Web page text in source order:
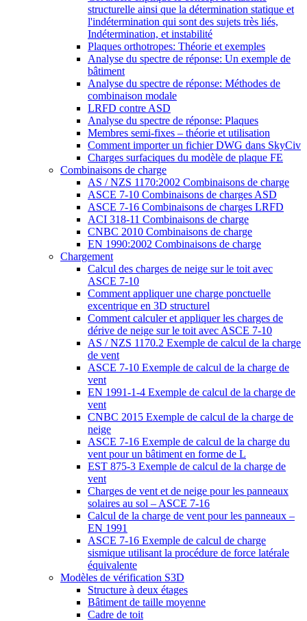
structurelle ainsi que la détermination statique et
l'indétermination qui sont des sujets très liés,
Indétermination, et instabilité
Plaques orthotropes: Théorie et exemples
Analyse du spectre de réponse: Un exemple de
bâtiment
Analyse du spectre de réponse: Méthodes de
combinaison modale
LRFD contre ASD
Analyse du spectre de réponse: Plaques
Membres semi-fixes – théorie et utilisation
Comment importer un fichier DWG dans SkyCiv
Charges surfaciques du modèle de plaque FE
Combinaisons de charge
AS / NZS 1170:2002 Combinaisons de charge
ASCE 7-10 Combinaisons de charges ASD
ASCE 7-16 Combinaisons de charges LRFD
ACI 318-11 Combinaisons de charge
CNBC 2010 Combinaisons de charge
EN 1990:2002 Combinaisons de charge
Chargement
Calcul des charges de neige sur le toit avec
ASCE 7-10
Comment appliquer une charge ponctuelle
excentrique en 3D structurel
Comment calculer et appliquer les charges de
dérive de neige sur le toit avec ASCE 7-10
AS / NZS 1170.2 Exemple de calcul de la charge
de vent
ASCE 7-10 Exemple de calcul de la charge de
vent
EN 1991-1-4 Exemple de calcul de la charge de
vent
CNBC 2015 Exemple de calcul de la charge de
neige
ASCE 7-16 Exemple de calcul de la charge du
vent pour un bâtiment en forme de L
EST 875-3 Exemple de calcul de la charge de
vent
Charges de vent et de neige pour les panneaux
solaires au sol – ASCE 7-16
Calcul de la charge de vent pour les panneaux –
EN 1991
ASCE 7-16 Exemple de calcul de charge
sismique utilisant la procédure de force latérale
équivalente
Modèles de vérification S3D
Structure à deux étages
Bâtiment de taille moyenne
Cadre de toit